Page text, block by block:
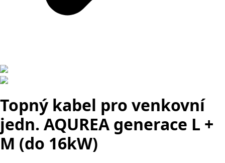
Topný kabel pro venkovní
jedn. AQUREA generace L +
M (do 16kW)